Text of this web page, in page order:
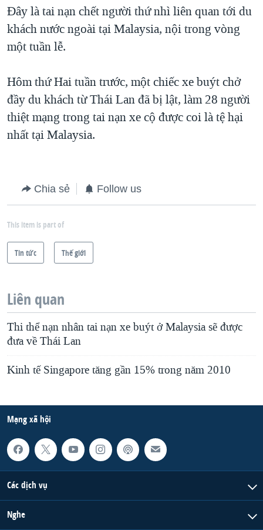
Đây là tai nạn chết người thứ nhì liên quan tới du
khách nước ngoài tại Malaysia, nội trong vòng
một tuần lễ.
Hôm thứ Hai tuần trước, một chiếc xe buýt chở
đầy du khách từ Thái Lan đã bị lật, làm 28 người
thiệt mạng trong tai nạn xe cộ được coi là tệ hại
nhất tại Malaysia.
Chia sẻ Follow us
This item is part of
Tin tức Thế giới
Liên quan
Thi thể nạn nhân tai nạn xe buýt ở Malaysia sẽ được
đưa về Thái Lan
Kinh tế Singapore tăng gần 15% trong năm 2010
Mạng xã hội
Các dịch vụ
Nghe